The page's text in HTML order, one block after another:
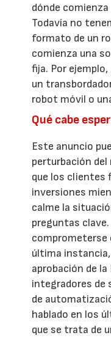
dónde
Todavía no
formato de un
comienza una
fija. Por
un
robot móvil o
Qué cabe
Este anuncio
perturbación del
que los clientes
inversiones
calme la
preguntas
comprometerse
última
aprobación de la
integradores de
de
hablado en los
que se trata de